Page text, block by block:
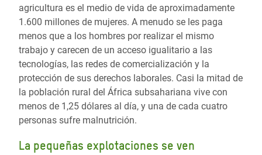
agricultura es el medio de vida de aproximadamente
1.600 millones de mujeres. A menudo se les paga
menos que a los hombres por realizar el mismo
trabajo y carecen de un acceso igualitario a las
tecnologías, las redes de comercialización y la
protección de sus derechos laborales. Casi la mitad de
la población rural del África subsahariana vive con
menos de 1,25 dólares al día, y una de cada cuatro
personas sufre malnutrición.
La pequeñas explotaciones se ven